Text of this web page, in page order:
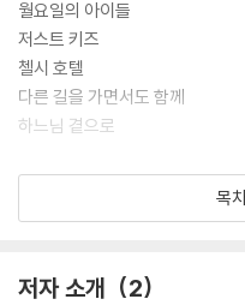
r)」 등 많은 명곡을 남겼다.1973
작으로 1978년에는 로버트 밀러
술관에서 전시회를 열었다.
미스의 작품 세계를 집대성하는
(The Seventh Heaven)』 등 다
전당에 올랐다. 현재 뉴욕에 거주
색 작업을 하고 있다. 2011년 『
월요일의 아이들
저스트 키즈
첼시 호텔
다른 길을 가면서도 함께
하느님 곁으로
못 다한 이야기
패티 스미스 연대기
목
저자 소개 2